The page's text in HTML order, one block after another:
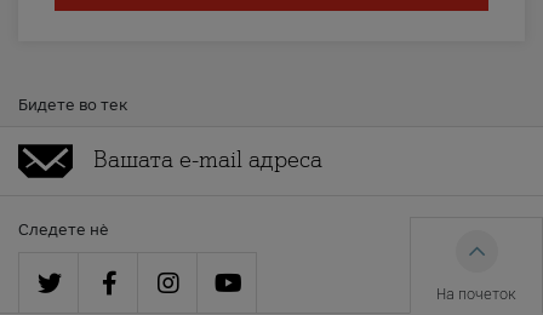
Бидете во тек
Следете нè
На почеток